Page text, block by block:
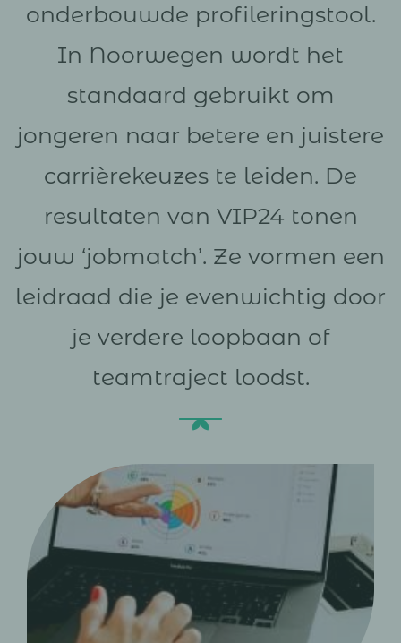
onderbouwde profileringstool.
In Noorwegen wordt het
standaard gebruikt om
jongeren naar betere en juistere
carrièrekeuzes te leiden. De
resultaten van VIP24 tonen
jouw ‘jobmatch’. Ze vormen een
leidraad die je evenwichtig door
je verdere loopbaan of
teamtraject loodst.